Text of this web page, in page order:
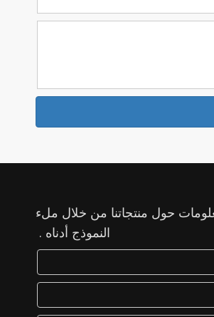
حول منتجاتنا من خلال ملء
النموذج أدناه .